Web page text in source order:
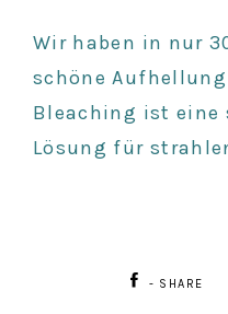
Wir haben in nur
schöne
Bleaching ist eine
Lösung für
- SHARE